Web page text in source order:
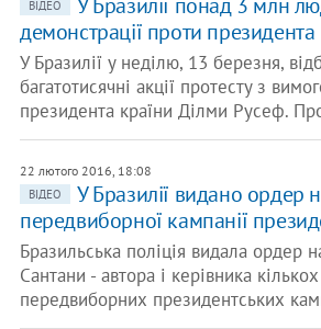
ВІДЕО
У Бразилії понад 3 млн
демонстрації проти президента
У Бразилії у неділю, 13 березня,
багатотисячні акції протесту з
президента країни Ділми Русеф.
22 лютого 2016, 18:08
ВІДЕО
У Бразилії видано ордер
передвиборної кампанії
Бразильська поліція видала ордер
Сантани - автора і керівника
передвиборних президентських